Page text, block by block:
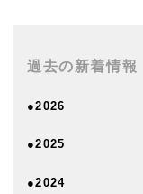
過去の新着情報
●2026
●2025
●2024